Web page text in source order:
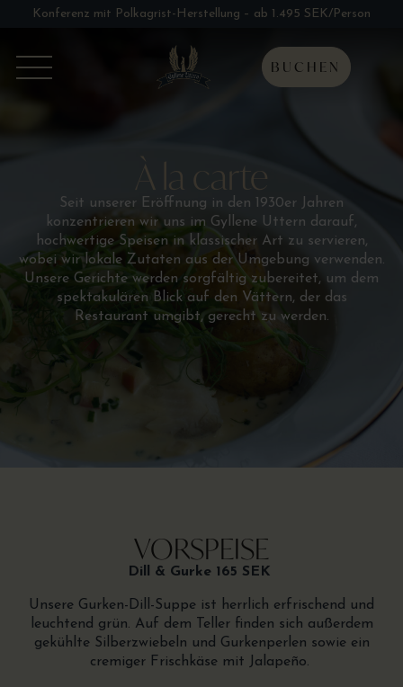
Konferenz mit Polkagrist-Herstellung – ab 1.495 SEK/Person
BUCHEN
À la carte
Seit unserer Eröffnung in den 1930er Jahren
konzentrieren wir uns im Gyllene Uttern darauf,
hochwertige Speisen in klassischer Art zu servieren,
wobei wir lokale Zutaten aus der Umgebung verwenden.
Unsere Gerichte werden sorgfältig zubereitet, um dem
spektakulären Blick auf den Vättern, der das
Restaurant umgibt, gerecht zu werden.
VORSPEISE
Dill & Gurke 165 SEK
Unsere Gurken-Dill-Suppe ist herrlich erfrischend und
leuchtend grün. Auf dem Teller finden sich außerdem
gekühlte Silberzwiebeln und Gurkenperlen sowie ein
cremiger Frischkäse mit Jalapeño.